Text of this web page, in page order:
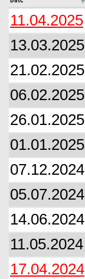
11.04.2025
13.03.2025
21.02.2025
06.02.2025
26.01.2025
01.01.2025
07.12.2024
05.07.2024
14.06.2024
11.05.2024
17.04.2024